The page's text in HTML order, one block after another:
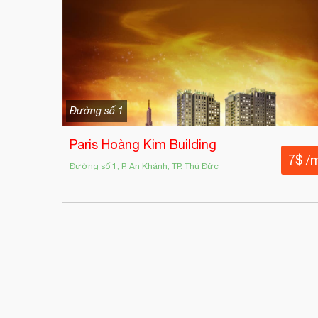
Đường số 1
Paris Hoàng Kim Building
Đường số 1, P. An Khánh, TP. Thủ Đức 7$ /